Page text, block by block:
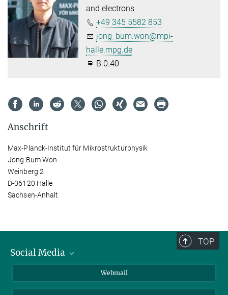
and electrons
+49 345 5582 853
jong_bum.won@mpi-
halle.mpg.de
B.0.40
Anschrift
Max-Planck-Institut für Mikrostrukturphysik
Jong Bum Won
Weinberg 2
D-06120 Halle
Sachsen-Anhalt
TOP
Social Media
YouTube
Webmail